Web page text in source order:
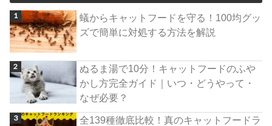
蟻からキャットフードを守る！100均グッ
ズで簡単に対処する方法を解説
ぬるま湯で10分！キャットフードのふや
かし方完全ガイド｜いつ・どうやって・
なぜ必要？
全139種徹底比較！真のキャットフードラ